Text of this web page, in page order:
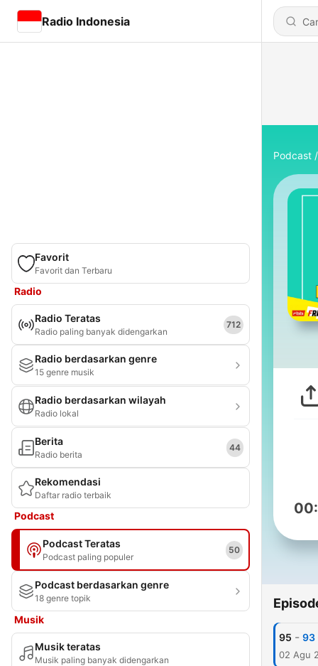
Radio Indonesia
Favorit
Favorit dan Terbaru
Radio
Radio Teratas
Radio paling banyak didengarkan
712
Radio berdasarkan genre
15 genre musik
Radio berdasarkan wilayah
Radio lokal
Berita
Radio berita
44
Rekomendasi
Daftar radio terbaik
Podcast
Podcast Teratas
Podcast paling populer
50
Podcast berdasarkan genre
18 genre topik
Musik
Musik teratas
Musik paling banyak didengarkan
Podcast
95 - 93
02 Agu